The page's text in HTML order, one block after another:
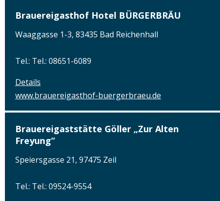
Brauereigasthof Hotel BÜRGERBRÄU
Waaggasse 1-3, 83435 Bad Reichenhall
Tel.: Tel.: 08651-6089
Details
www.brauereigasthof-buergerbraeu.de
Brauereigaststätte Göller „Zur Alten
Freyung“
Speiersgasse 21, 97475 Zeil
Tel.: Tel.: 09524-9554